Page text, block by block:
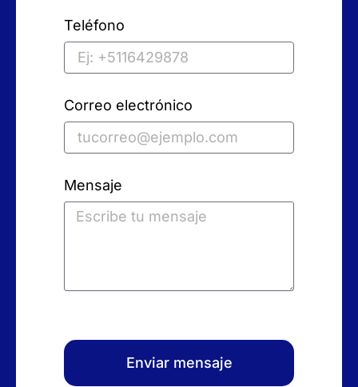
Teléfono
Correo electrónico
Mensaje
Enviar mensaje